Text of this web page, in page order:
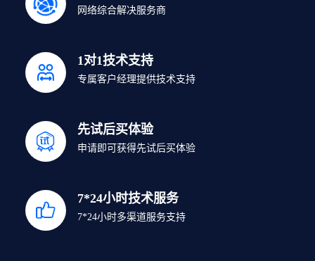
网络综合解决服务商
1对1技术支持
专属客户经理提供技术支持
先试后买体验
申请即可获得先试后买体验
7*24小时技术服务
7*24小时多渠道服务支持